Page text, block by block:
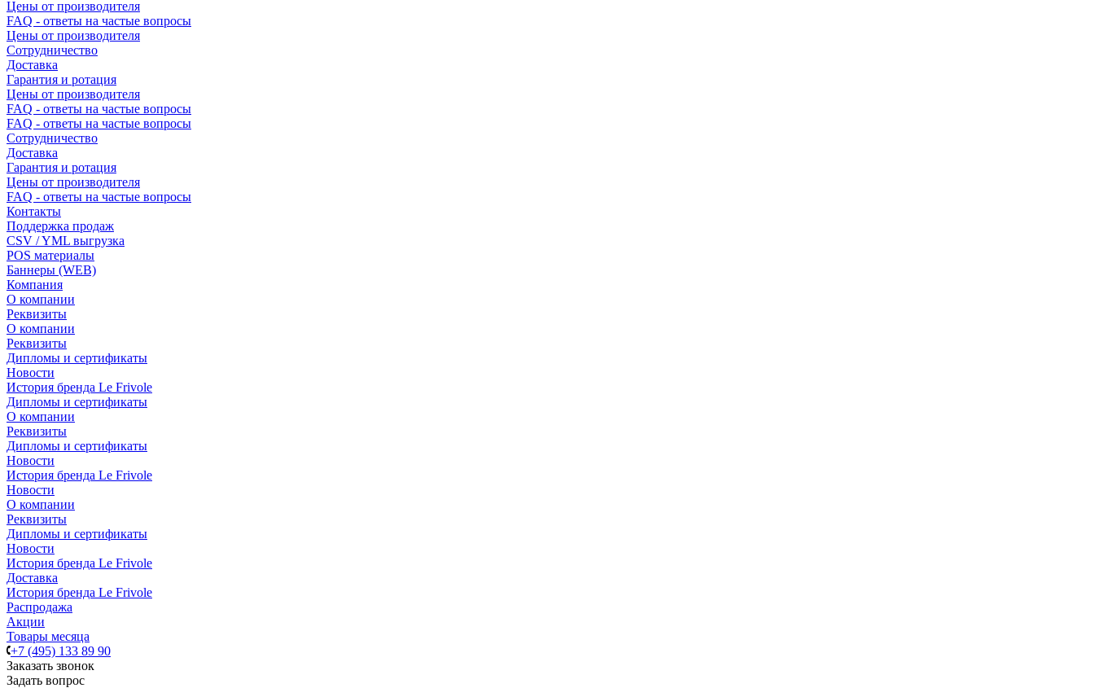
Цены от производителя
FAQ - ответы на частые вопросы
Цены от производителя
Сотрудничество
Доставка
Гарантия и ротация
Цены от производителя
FAQ - ответы на частые вопросы
FAQ - ответы на частые вопросы
Сотрудничество
Доставка
Гарантия и ротация
Цены от производителя
FAQ - ответы на частые вопросы
Контакты
Поддержка продаж
CSV / YML выгрузка
POS материалы
Баннеры (WEB)
Компания
О компании
Реквизиты
О компании
Реквизиты
Дипломы и сертификаты
Новости
История бренда Le Frivole
Дипломы и сертификаты
О компании
Реквизиты
Дипломы и сертификаты
Новости
История бренда Le Frivole
Новости
О компании
Реквизиты
Дипломы и сертификаты
Новости
История бренда Le Frivole
Доставка
История бренда Le Frivole
Распродажа
Акции
Товары месяца
+7 (495) 133 89 90
Заказать звонок
Задать вопрос